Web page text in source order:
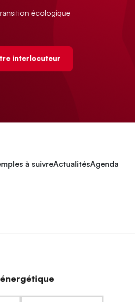
écologique
interlocuteur
à suivreActualitésAgenda